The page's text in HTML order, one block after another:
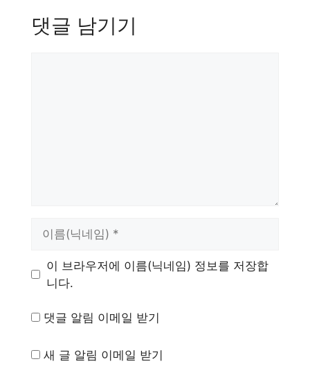
댓글 남기기
이 브라우저에 이름(닉네임) 정보를 저장합
니다.
댓글 알림 이메일 받기
새 글 알림 이메일 받기